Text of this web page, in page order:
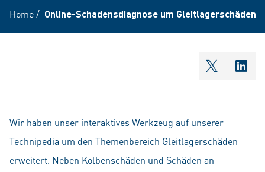
Home/ Online-Schadensdiagnose um Gleitlagerschäden
Wir haben unser interaktives Werkzeug auf unserer
Technipedia um den Themenbereich Gleitlagerschäden
erweitert. Neben Kolbenschäden und Schäden an